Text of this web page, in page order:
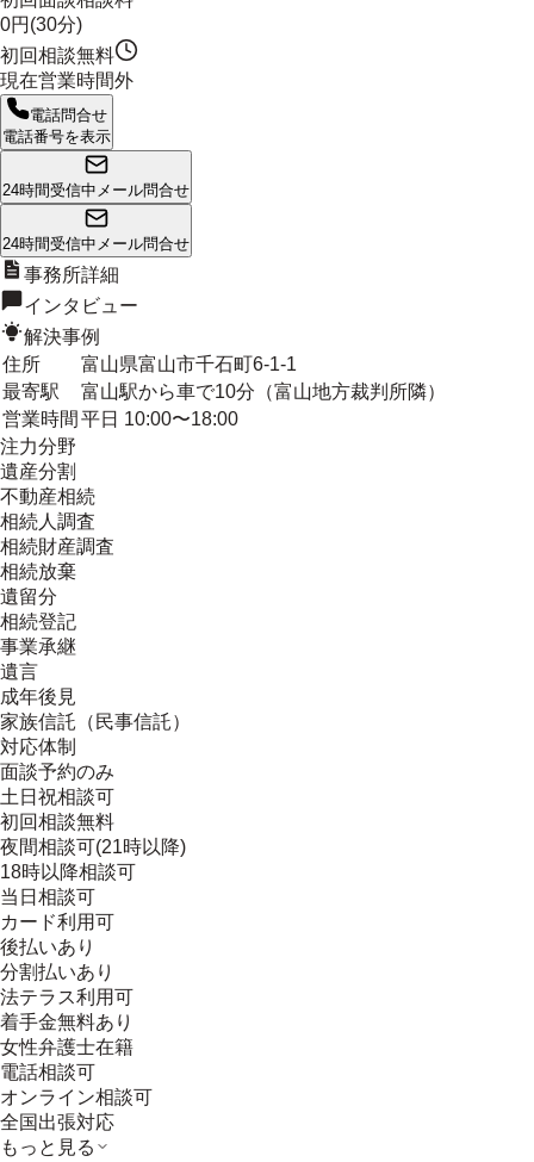
0円(30分)
初回相談無料
現在営業時間外
電話問合せ
電話番号を表示
24時間受信中 メール問合せ
24時間受信中 メール問合せ
事務所詳細
インタビュー
解決事例
住所
富山県富山市千石町6-1-1
最寄駅
富山駅から車で10分（富山地方裁判所隣）
営業時間 平日 10:00〜18:00
注力分野
遺産分割
不動産相続
相続人調査
相続財産調査
相続放棄
遺留分
相続登記
事業承継
遺言
成年後見
家族信託（民事信託）
対応体制
面談予約のみ
土日祝相談可
初回相談無料
夜間相談可(21時以降)
18時以降相談可
当日相談可
カード利用可
後払いあり
分割払いあり
法テラス利用可
着手金無料あり
女性弁護士在籍
電話相談可
オンライン相談可
全国出張対応
もっと見る